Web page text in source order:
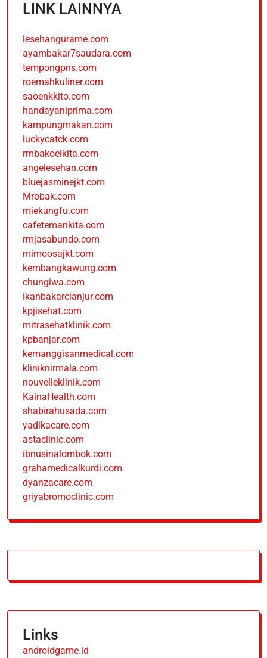
LINK LAINNYA
lesehangurame.com
ayambakar7saudara.com
tempongpns.com
roemahkuliner.com
saoenkkito.com
handayaniprima.com
kampungmakan.com
luckycatck.com
rmbakoelkita.com
angelesehan.com
bluejasminejkt.com
Mrobak.com
miekungfu.com
cafetemankita.com
rmjasabundo.com
mimoosajkt.com
kembangkawung.com
chungiwa.com
ikanbakarcianjur.com
kpjisehat.com
mitrasehatklinik.com
kpbanjar.com
kemanggisanmedical.com
kliniknirmala.com
nouvelleklinik.com
KainaHealth.com
shabirahusada.com
yadikacare.com
astaclinic.com
ibnusinalombok.com
grahamedicalkurdi.com
dyanzacare.com
griyabromoclinic.com
Links
androidgame.id